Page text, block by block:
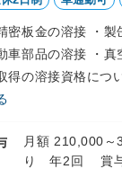
密板金の溶接 ・
車部品の溶接 ・
得の溶接資格につ
月額 210,000
り 年2回 賞与